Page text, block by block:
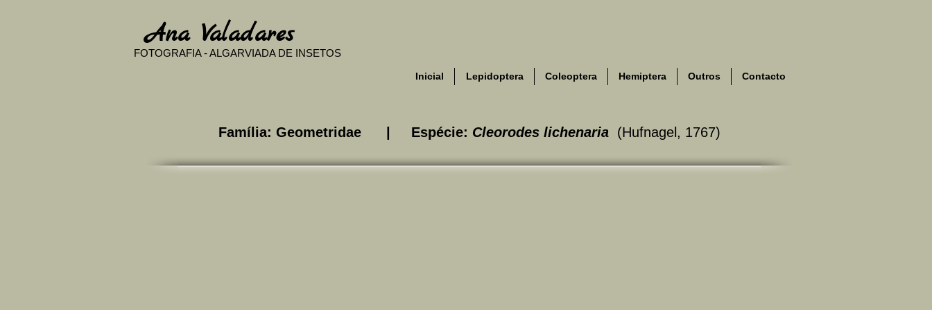
​Ana Valadares
FOTOGRAFIA - ALGARVIADA DE INSETOS
Inicial Lepidoptera Coleoptera Hemiptera Outros Contacto
Família: Geometridae | Espécie: Cleorodes lichenaria (Hufnagel, 1767)